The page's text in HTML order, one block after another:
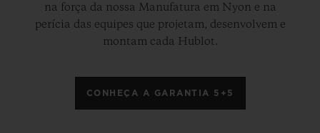
na força da nossa Manufatura em Nyon e na
perícia das equipes que projetam, desenvolvem e
montam cada Hublot.
CONHEÇA A GARANTIA 5+5